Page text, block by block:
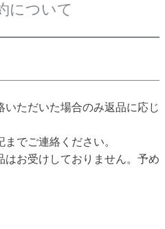
について
ただいた場合のみ返品に応じ
でご連絡ください。
はお受けしておりません。予め